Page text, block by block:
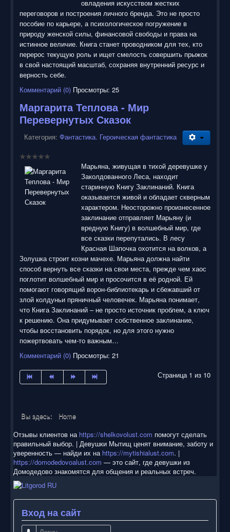
овладения искусством жестких
переговоров и построения личного бренда. Это не просто
пособие по карьере, а психологическое погружение в
природу женской силы, финансовой свободы и права на
истинное величие. Книга станет проводником для тех, кто
перерос текущую роль и ищет смелость совершить прыжок
в свой настоящий масштаб, сохраняя внутренний ресурс и
верность себе.
Комментарий (0) Просмотры: 25
Маргарита Теплова - Мир
Перевернутых Сказок
Категория: Фантастика. Героическая фантастика
Марьяна, живущая в тихой деревушке у
Заколдованного Леса, находит
старинную Книгу Заклинаний. Книга
оказывается живой и обладает скверным
характером. Неосторожно произнесенное
заклинание отправляет Марьяну (и
вредную Книгу) в волшебный мир, где
все сказки перепутались. В лесу
Красная Шапочка охотится на волков, а
Золушка строит козни мачехе. Марьяна должна найти
способ вернуть все сказки на свои места, прежде чем хаос
поглотит волшебный мир и просочится в её родной. Ей
помогают говорящий ворон-библиотекарь и сбежавший от
злой колдуньи пряничный человечек. Марьяна понимает,
что Книга Заклинаний – не просто источник проблем, а ключ
к решению. Она придумывает собственное заклинание,
чтобы восстановить порядок, но для этого нужно
пожертвовать чем-то важным…
Комментарий (0) Просмотры: 21
Страница 1 из 10
Вы здесь:
Home
Отзывы клиентов на https://shelkovolust.com помогут сделать
правильный выбор. | Девушки Мытищ ценят внимание, заботу и
уверенность — найди их на https://mytishialust.com. |
https://domodedovoalust.com — это сайт, где девушки из
Домодедово знакомятся для общения и реальных встреч.
Вход на сайт